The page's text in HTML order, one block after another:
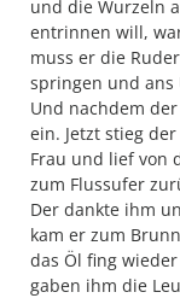
und die Wurzeln
entrinnen will,
muss er die
springen und ans
Und nachdem
ein. Jetzt stieg
Frau und lief von
zum Flussufer
Der dankte ihm
kam er zum
das Öl fing
gaben ihm die